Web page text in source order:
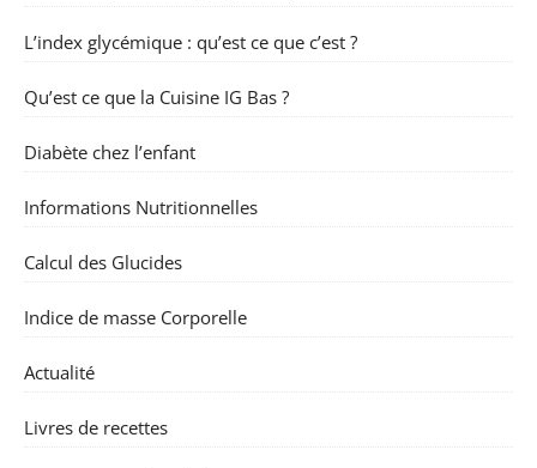
L’index glycémique : qu’est ce que c’est ?
Qu’est ce que la Cuisine IG Bas ?
Diabète chez l’enfant
Informations Nutritionnelles
Calcul des Glucides
Indice de masse Corporelle
Actualité
Livres de recettes